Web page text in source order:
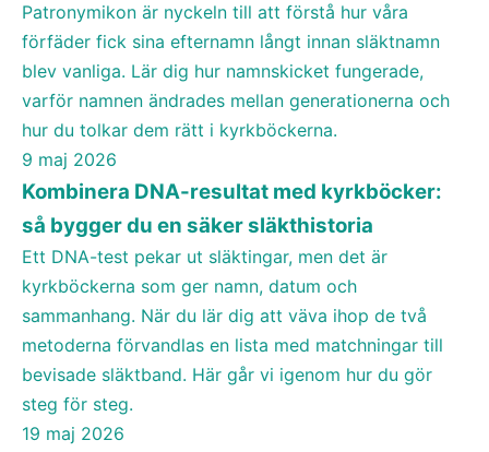
Patronymikon är nyckeln till att förstå hur våra
förfäder fick sina efternamn långt innan släktnamn
blev vanliga. Lär dig hur namnskicket fungerade,
varför namnen ändrades mellan generationerna och
hur du tolkar dem rätt i kyrkböckerna.
GUIDE
Kombinera DNA-resultat med kyrkböcker: så bygger du
en säker släkthistoria
9 maj 2026
Kombinera DNA-resultat med kyrkböcker:
så bygger du en säker släkthistoria
Ett DNA-test pekar ut släktingar, men det är
kyrkböckerna som ger namn, datum och
sammanhang. När du lär dig att väva ihop de två
metoderna förvandlas en lista med matchningar till
bevisade släktband. Här går vi igenom hur du gör
steg för steg.
GUIDE
Så hittar du utvandrade släktingar till Amerika
19 maj 2026